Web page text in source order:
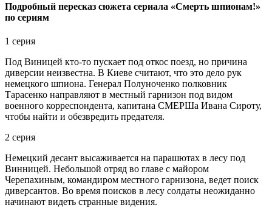
Подробный пересказ сюжета сериала «Смерть шпионам!»
по сериям
1 серия
Под Виницей кто-то пускает под откос поезд, но причина
диверсии неизвестна. В Киеве считают, что это дело рук
немецкого шпиона. Генерал Полуноченко полковник
Тарасенко направляют в местный гарнизон под видом
военного корреспондента, капитана СМЕРШа Ивана Сироту,
чтобы найти и обезвредить предателя.
2 серия
Немецкий десант высаживается на парашютах в лесу под
Винницей. Небольшой отряд во главе с майором
Черепахиным, командиром местного гарнизона, ведет поиск
диверсантов. Во время поисков в лесу солдаты неожиданно
начинают видеть странные видения.